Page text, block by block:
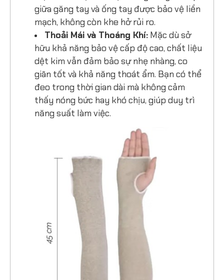
giữa găng tay và ống tay được bảo vệ liền
mạch, không còn khe hở rủi ro.
Thoải Mái và Thoáng Khí: Mặc dù sở
hữu khả năng bảo vệ cấp độ cao, chất liệu
dệt kim vẫn đảm bảo sự nhẹ nhàng, co
giãn tốt và khả năng thoát ẩm. Bạn có thể
đeo trong thời gian dài mà không cảm
thấy nóng bức hay khó chịu, giúp duy trì
năng suất làm việc.